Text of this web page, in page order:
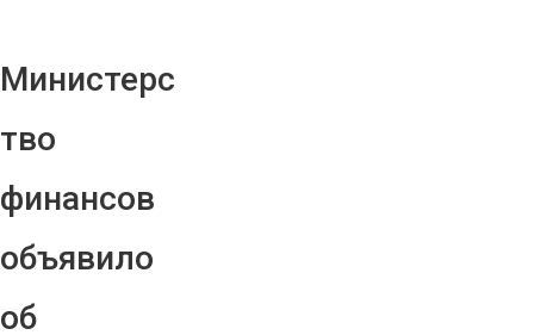
Министерс
тво
финансов
объявило
об